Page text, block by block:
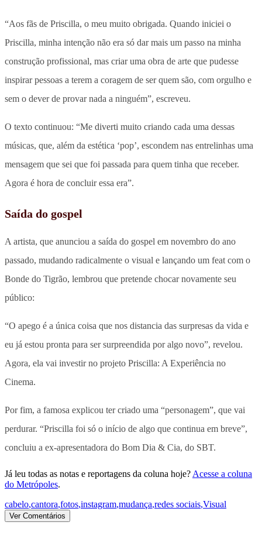
“Aos fãs de Priscilla, o meu muito obrigada. Quando iniciei o
Priscilla, minha intenção não era só dar mais um passo na minha
construção profissional, mas criar uma obra de arte que pudesse
inspirar pessoas a terem a coragem de ser quem são, com orgulho e
sem o dever de provar nada a ninguém”, escreveu.
O texto continuou: “Me diverti muito criando cada uma dessas
músicas, que, além da estética ‘pop’, escondem nas entrelinhas uma
mensagem que sei que foi passada para quem tinha que receber.
Agora é hora de concluir essa era”.
Saída do gospel
A artista, que anunciou a saída do gospel em novembro do ano
passado, mudando radicalmente o visual e lançando um feat com o
Bonde do Tigrão, lembrou que pretende chocar novamente seu
público:
“O apego é a única coisa que nos distancia das surpresas da vida e
eu já estou pronta para ser surpreendida por algo novo”, revelou.
Agora, ela vai investir no projeto Priscilla: A Experiência no
Cinema.
Por fim, a famosa explicou ter criado uma “personagem”, que vai
perdurar. “Priscilla foi só o início de algo que continua em breve”,
concluiu a ex-apresentadora do Bom Dia & Cia, do SBT.
Já leu todas as notas e reportagens da coluna hoje? Acesse a coluna
do Metrópoles.
cabelo,cantora,fotos,instagram,mudança,redes sociais,Visual
Ver Comentários